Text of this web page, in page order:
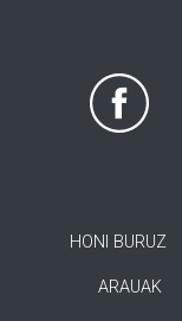
HONI BURUZ
ARAUAK